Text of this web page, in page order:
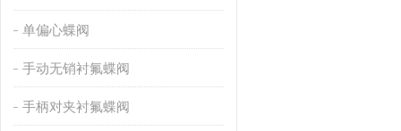
单偏心蝶阀
手动无销衬氟蝶阀
手柄对夹衬氟蝶阀